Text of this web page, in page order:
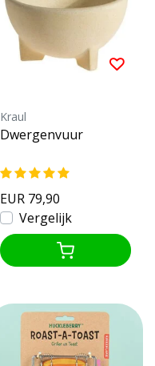
Kraul
Dwergenvuur
EUR 79,90
Vergelijk